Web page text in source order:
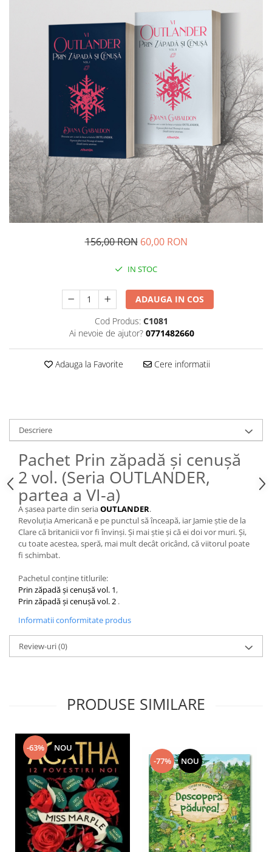
156,00 RON 60,00 RON
IN STOC
ADAUGA IN COS
Cod Produs: C1081
Ai nevoie de ajutor? 0771482660
Adauga la Favorite Cere informatii
Descriere
Pachet Prin zăpadă și cenușă
2 vol. (Seria OUTLANDER,
partea a VI-a)
A șasea parte din seriaOUTLANDER.
Revoluția Americană e pe punctul să înceapă, iar Jamie știe de la
Clare că britanicii vor fi învinși. Și mai știe și că ei doi vor muri. Și,
cu toate acestea, speră, mai mult decât oricând, că viitorul poate
fi schimbat.
Pachetul conține titlurile:
Prin zăpadă și cenușă vol. 1,
Prin zăpadă și cenușă vol. 2 .
Informatii conformitate produs
Review-uri(0)
PRODUSE SIMILARE
-63% NOU
-77% NOU